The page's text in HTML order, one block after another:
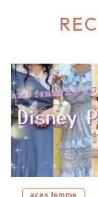
axes femme